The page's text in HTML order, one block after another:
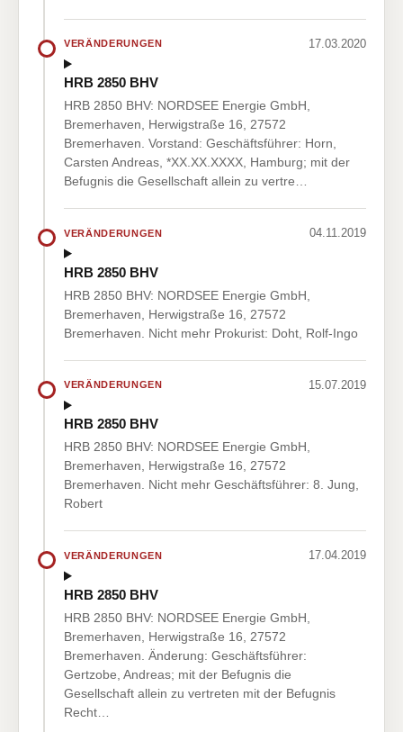
VERÄNDERUNGEN 17.03.2020
HRB 2850 BHV
HRB 2850 BHV: NORDSEE Energie GmbH,
Bremerhaven, Herwigstraße 16, 27572
Bremerhaven. Vorstand: Geschäftsführer: Horn,
Carsten Andreas, *XX.XX.XXXX, Hamburg; mit der
Befugnis die Gesellschaft allein zu vertre…
VERÄNDERUNGEN 04.11.2019
HRB 2850 BHV
HRB 2850 BHV: NORDSEE Energie GmbH,
Bremerhaven, Herwigstraße 16, 27572
Bremerhaven. Nicht mehr Prokurist: Doht, Rolf-Ingo
VERÄNDERUNGEN 15.07.2019
HRB 2850 BHV
HRB 2850 BHV: NORDSEE Energie GmbH,
Bremerhaven, Herwigstraße 16, 27572
Bremerhaven. Nicht mehr Geschäftsführer: 8. Jung,
Robert
VERÄNDERUNGEN 17.04.2019
HRB 2850 BHV
HRB 2850 BHV: NORDSEE Energie GmbH,
Bremerhaven, Herwigstraße 16, 27572
Bremerhaven. Änderung: Geschäftsführer:
Gertzobe, Andreas; mit der Befugnis die
Gesellschaft allein zu vertreten mit der Befugnis
Recht…